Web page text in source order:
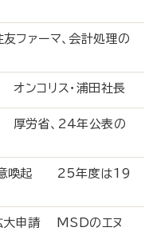
ファーマ、会計処理の
ンコリス・浦田社長
厚労省、24年公表の
意喚起 25年度は19
大申請 MSDのエヌ